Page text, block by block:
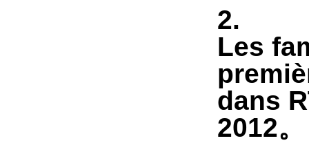
Les
dans
2012。